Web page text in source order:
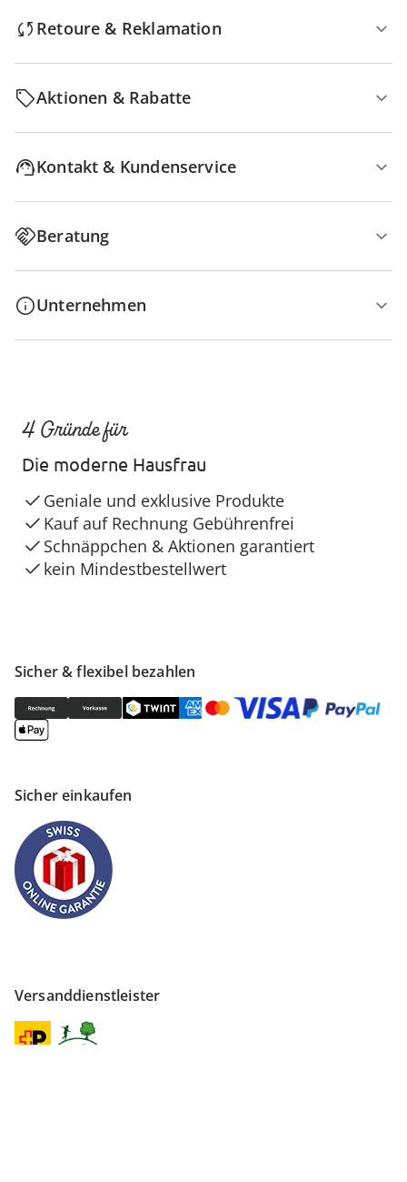
Retoure & Reklamation
Aktionen & Rabatte
Kontakt & Kundenservice
Beratung
Unternehmen
Sicher & flexibel bezahlen
Sicher einkaufen
Versanddienstleister
4 Gründe für
Die moderne Hausfrau
Geniale und exklusive Produkte
Kauf auf Rechnung Gebührenfrei
Schnäppchen & Aktionen garantiert
kein Mindestbestellwert